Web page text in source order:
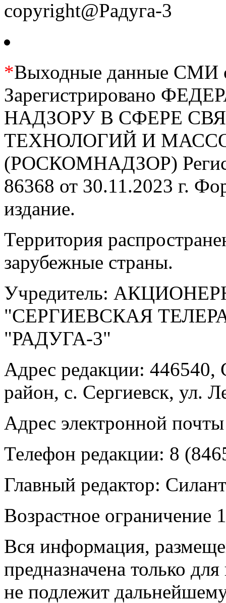
copyright@Радуга-3
*Выходные данные СМИ
Зарегистрировано
НАДЗОРУ В СФЕРЕ
ТЕХНОЛОГИЙ И
(РОСКОМНАДЗОР)
86368 от 30.11.2023 г.
издание.
Территория
зарубежные страны.
Учредитель:
"СЕРГИЕВСКАЯ
"РАДУГА-3"
Адрес редакции: 446540,
район, с. Сергиевск, ул.
Адрес электронной
Телефон редакции: 8
Главный редактор:
Возрастное ограничение
Вся информация,
предназначена только
не подлежит